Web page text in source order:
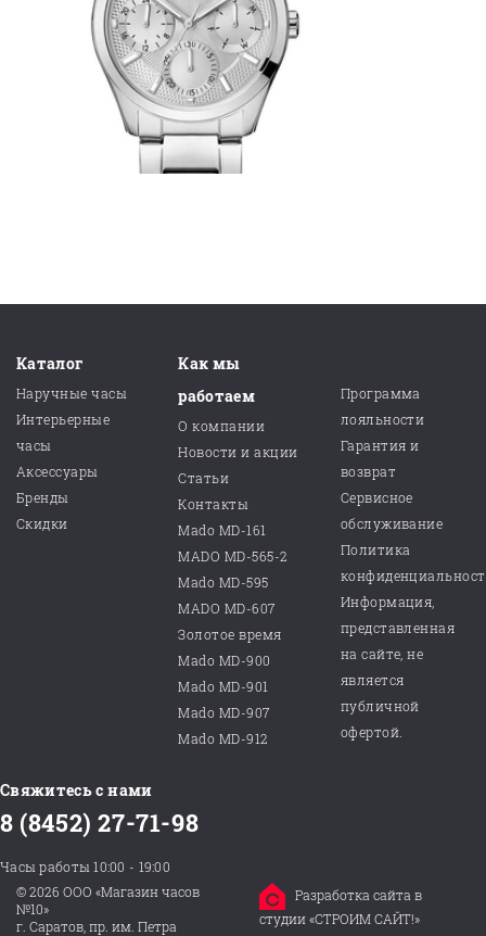
Каталог
Наручные часы
Интерьерные
часы
Аксессуары
Бренды
Скидки
Как мы
работаем
О компании
Новости и акции
Статьи
Контакты
Mado MD-161
MADO MD-565-2
Mado MD-595
MADO MD-607
Золотое время
Mado MD-900
Mado MD-901
Mado MD-907
Mado MD-912
Программа
лояльности
Гарантия и
возврат
Сервисное
обслуживание
Политика
Информация,
представленная
на сайте, не
является
публичной
офертой.
Свяжитесь с нами
8 (8452) 27-71-98
Часы работы 10:00 - 19:00
© 2026 ООО «Магазин часов
№10»
г. Саратов, пр. им. Петра
Разработка сайта в
студии «СТРОИМ САЙТ!»